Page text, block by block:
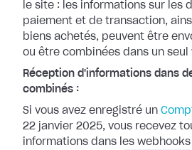
le site : les informations sur les
paiement et de transaction,
biens achetés, peuvent être
ou être combinées dans un seul
Réception d'informations dans
combinés :
Si vous avez enregistré un
22 janvier 2025, vous recevez
informations dans les webhooks